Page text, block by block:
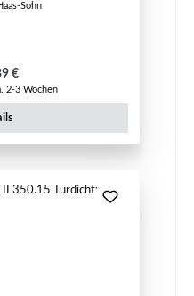
Sohn
Preis:
€
2-3 Wochen